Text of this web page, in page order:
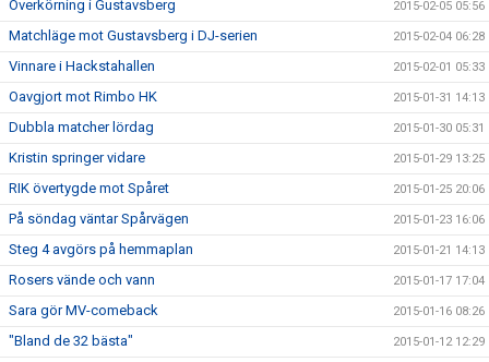
Överkörning i Gustavsberg 2015-02-05 05:56
Matchläge mot Gustavsberg i DJ-serien 2015-02-04 06:28
Vinnare i Hackstahallen 2015-02-01 05:33
Oavgjort mot Rimbo HK 2015-01-31 14:13
Dubbla matcher lördag 2015-01-30 05:31
Kristin springer vidare 2015-01-29 13:25
RIK övertygde mot Spåret 2015-01-25 20:06
På söndag väntar Spårvägen 2015-01-23 16:06
Steg 4 avgörs på hemmaplan 2015-01-21 14:13
Rosers vände och vann 2015-01-17 17:04
Sara gör MV-comeback 2015-01-16 08:26
"Bland de 32 bästa" 2015-01-12 12:29